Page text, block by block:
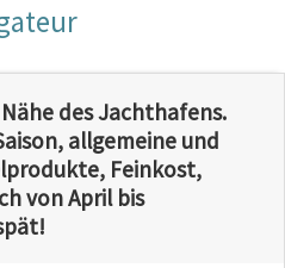
des Jachthafens.
allgemeine und
Feinkost,
von April bis